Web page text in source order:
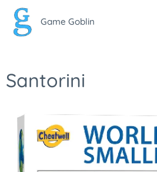
Game Goblin
Santorini